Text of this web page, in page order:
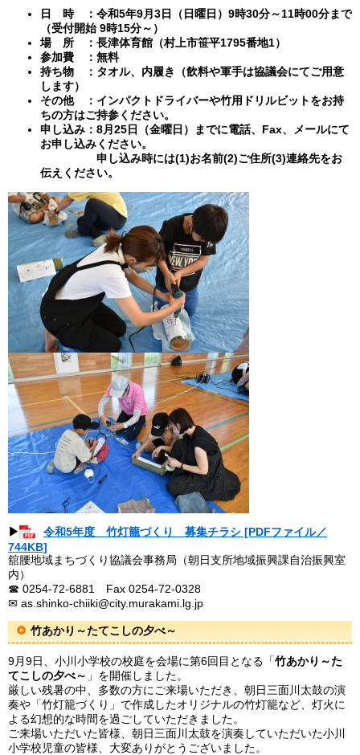
日 時 ：令和5年9月3日（日曜日）9時30分～11時00分まで
（受付開始 9時15分～）
場 所 ：長津体育館（村上市笹平1795番地1）
参加費 ：無料
持ち物 ：タオル、内履き（飲料や軍手は協議会にてご用意
します）
その他 ：インパクトドライバーや竹用ドリルビットをお持
ちの方はご持参ください。
申し込み：8月25日（金曜日）までに電話、Fax、メールにて
お申し込みください。
申し込み時には(1)お名前(2)ご住所(3)連絡先をお
伝えください。
▶
令和5年度 竹灯籠づくり 募集チラシ [PDFファイル／
744KB]
舘腰地域まちづくり協議会事務局（朝日支所地域振興課自治振興室
内）
☎ 0254-72-6881 Fax 0254-72-0328
✉ as.shinko-chiiki@city.murakami.lg.jp
竹あかり～たてこしの夕べ～
9月9日、小川小学校の校庭を会場に第6回目となる「竹あかり～た
てこしの夕べ～ 」を開催しました。
厳しい残暑の中、多数の方にご来場いただき、朝日三面川太鼓の演
奏や「竹灯籠づくり」で作成したオリジナルの竹灯籠など、灯火に
よる幻想的な時間を過ごしていただきました。
ご来場いただいた皆様、朝日三面川太鼓を演奏していただいた小川
小学校児童の皆様、大変ありがとうございました。